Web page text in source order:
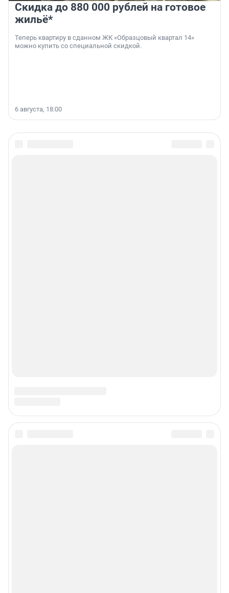
Скидка до 880 000 рублей на готовое
жильё*
Теперь квартиру в сданном ЖК «Образцовый квартал 14»
можно купить со специальной скидкой.
6 августа, 18:00